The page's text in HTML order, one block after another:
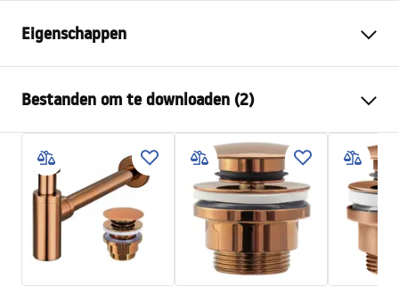
Eigenschappen
Materiaal
Gehard glas
Kleur
Grijs, Transparant
Afwerking
Glanzend
Lengte
395mm
Breedte
395mm
120mm
mm
Bestanden om te downloaden (2)
Montagehandleiding
Basin.pdf
Garantievoorwaarden
Warranty_Terms_and_Conditions_Basins_-_5.pdf